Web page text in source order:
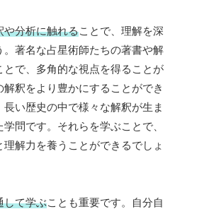
や分析に触れることで、理解を深
。著名な占星術師たちの著書や解
とで、多角的な視点を得ることが
解釈をより豊かにすることができ
長い歴史の中で様々な解釈が生ま
問です。それらを学ぶことで、
理解力を養うことができるでしょ
して学ぶことも重要です。自分自